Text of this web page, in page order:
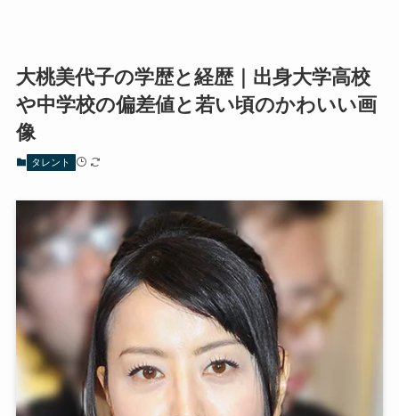
大桃美代子の学歴と経歴｜出身大学高校
や中学校の偏差値と若い頃のかわいい画
像
タレント